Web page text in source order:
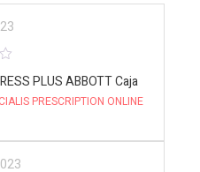
PLUS ABBOTT Caja
CIALIS PRESCRIPTION ONLINE